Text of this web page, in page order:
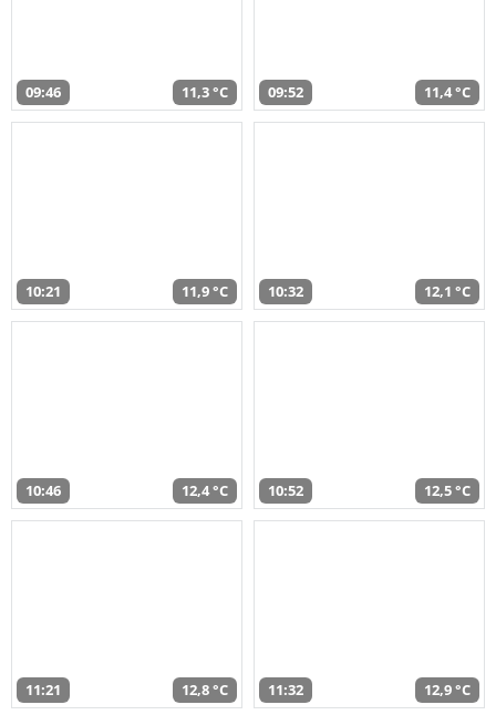
09:46 11,3 °C 09:52 11,4 °C
10:21 11,9 °C 10:32 12,1 °C
10:46 12,4 °C 10:52 12,5 °C
11:21 12,8 °C 11:32 12,9 °C